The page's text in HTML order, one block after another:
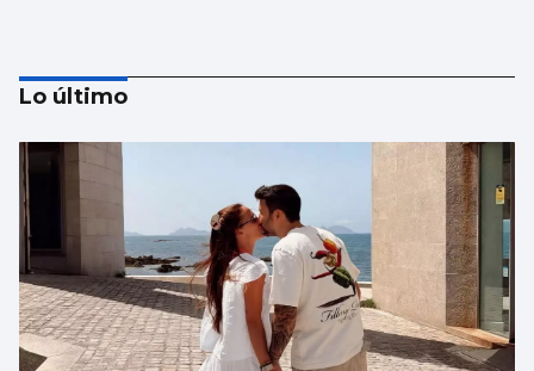
FÚTBOL
La gobernanza de la FIFA genera dudas
Lo último